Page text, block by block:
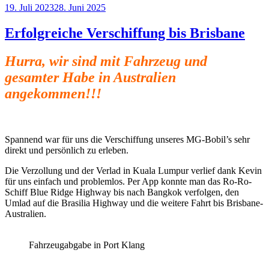
Veröffentlicht
19. Juli 202328. Juni 2025
Erfolgreiche Verschiffung bis Brisbane
Hurra, wir sind mit Fahrzeug und
gesamter Habe in Australien
angekommen!!!
Spannend war für uns die Verschiffung unseres MG-Bobil’s sehr
direkt und persönlich zu erleben.
Die Verzollung und der Verlad in Kuala Lumpur verlief dank Kevin
für uns einfach und problemlos. Per App konnte man das Ro-Ro-
Schiff Blue Ridge Highway bis nach Bangkok verfolgen, den
Umlad auf die Brasilia Highway und die weitere Fahrt bis Brisbane-
Australien.
Fahrzeugabgabe in Port Klang